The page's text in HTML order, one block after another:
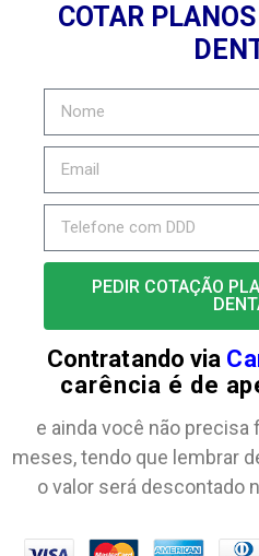
COTAR
PEDIR COTAÇÃO
Contratando via
carência é de
e ainda você não
meses, tendo que lembrar
o valor será descontado